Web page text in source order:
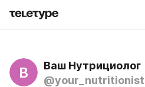
В
Ваш Нутрициолог
@your_nutritionist